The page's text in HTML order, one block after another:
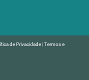
de Privacidade|Termos e